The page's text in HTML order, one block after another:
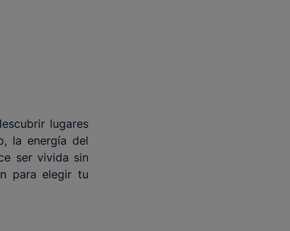
lugares
la energía del
ser vivida sin
para elegir tu